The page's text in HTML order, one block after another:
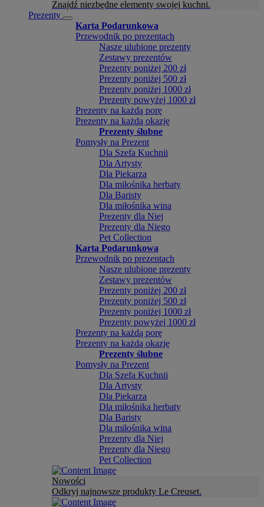
Znajdź niezbędne elementy swojej kuchni.
Prezenty
Karta Podarunkowa
Przewodnik po prezentach
Nasze ulubione prezenty
Zestawy prezentów
Prezenty poniżej 200 zł
Prezenty poniżej 500 zł
Prezenty poniżej 1000 zł
Prezenty powyżej 1000 zł
Prezenty na każdą porę
Prezenty na każdą okazję
Prezenty ślubne
Pomysły na Prezent
Dla Szefa Kuchnii
Dla Artysty
Dla Piekarza
Dla miłośnika herbaty
Dla Baristy
Dla miłośnika wina
Prezenty dla Niej
Prezenty dla Niego
Pet Collection
Karta Podarunkowa
Przewodnik po prezentach
Nasze ulubione prezenty
Zestawy prezentów
Prezenty poniżej 200 zł
Prezenty poniżej 500 zł
Prezenty poniżej 1000 zł
Prezenty powyżej 1000 zł
Prezenty na każdą porę
Prezenty na każdą okazję
Prezenty ślubne
Pomysły na Prezent
Dla Szefa Kuchnii
Dla Artysty
Dla Piekarza
Dla miłośnika herbaty
Dla Baristy
Dla miłośnika wina
Prezenty dla Niej
Prezenty dla Niego
Pet Collection
Nowości
Odkryj najnowsze produkty Le Creuset.